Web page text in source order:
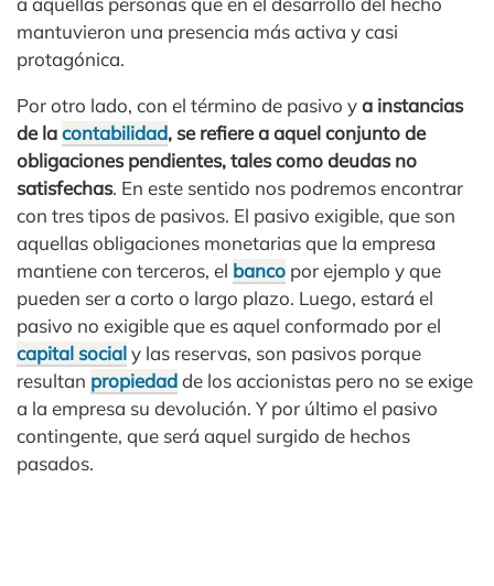
mantuvieron una presencia más activa y casi
protagónica.
Por otro lado, con el término de pasivo ya instancias
de lacontabilidad, se refiere a aquel conjunto de
obligaciones pendientes, tales como deudas no
satisfechas. En este sentido nos podremos encontrar
con tres tipos de pasivos. El pasivo exigible, que son
aquellas obligaciones monetarias que la empresa
mantiene con terceros, el banco por ejemplo y que
pueden ser a corto o largo plazo. Luego, estará el
pasivo no exigible que es aquel conformado por el
capital socialy las reservas, son pasivos porque
resultan propiedadde los accionistas pero no se exige
a la empresa su devolución. Y por último el pasivo
contingente, que será aquel surgido de hechos
pasados.